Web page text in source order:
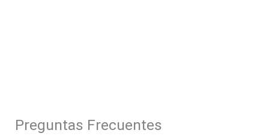
Preguntas Frecuentes